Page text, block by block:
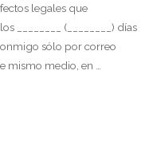
legales que
________ (________) días
sólo por correo
mismo medio, en …